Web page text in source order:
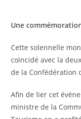
Une
Cette solennelle
coïncidé avec la
de la Confédération
Afin de lier cet
ministre de la